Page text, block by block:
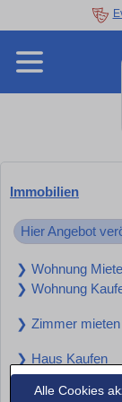
Alle Cookies
Immobilien
Hier Angebot
❯ Wohnung
❯ Wohnung
❯ Zimmer mieten
❯ Haus Kaufen
❯ Haus Mieten
Immobilien